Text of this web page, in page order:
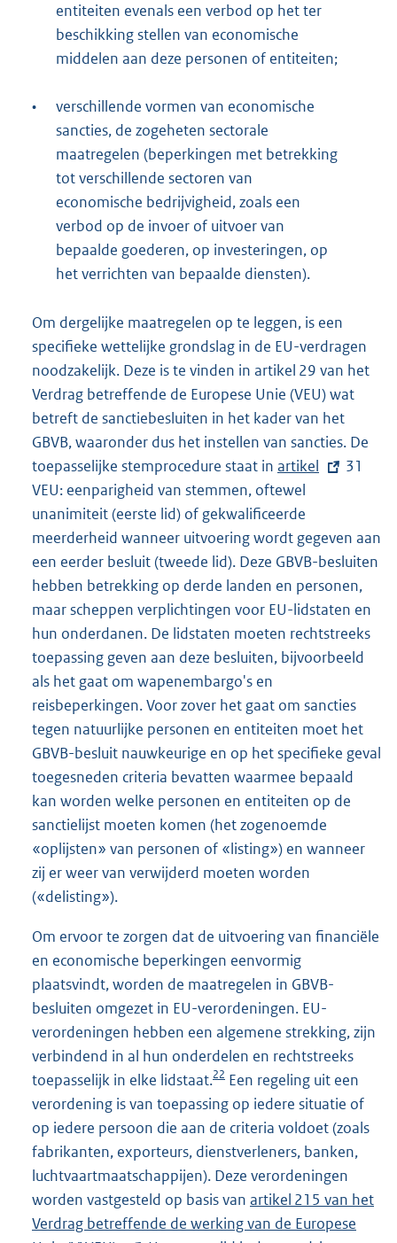
entiteiten evenals een verbod op het ter
beschikking stellen van economische
middelen aan deze personen of entiteiten;
•
verschillende vormen van economische
sancties, de zogeheten sectorale
maatregelen (beperkingen met betrekking
tot verschillende sectoren van
economische bedrijvigheid, zoals een
verbod op de invoer of uitvoer van
bepaalde goederen, op investeringen, op
het verrichten van bepaalde diensten).
Om dergelijke maatregelen op te leggen, is een
specifieke wettelijke grondslag in de EU-verdragen
noodzakelijk. Deze is te vinden in artikel 29 van het
Verdrag betreffende de Europese Unie (VEU) wat
betreft de sanctiebesluiten in het kader van het
GBVB, waaronder dus het instellen van sancties. De
toepasselijke stemprocedure staat in E
x
t
e
r
n
e
l
k
:
artikel
31
VEU: eenparigheid van stemmen, oftewel
unanimiteit (eerste lid) of gekwalificeerde
meerderheid wanneer uitvoering wordt gegeven aan
een eerder besluit (tweede lid). Deze GBVB-besluiten
hebben betrekking op derde landen en personen,
maar scheppen verplichtingen voor EU-lidstaten en
hun onderdanen. De lidstaten moeten rechtstreeks
toepassing geven aan deze besluiten, bijvoorbeeld
als het gaat om wapenembargo's en
reisbeperkingen. Voor zover het gaat om sancties
tegen natuurlijke personen en entiteiten moet het
GBVB-besluit nauwkeurige en op het specifieke geval
toegesneden criteria bevatten waarmee bepaald
kan worden welke personen en entiteiten op de
sanctielijst moeten komen (het zogenoemde
«oplijsten» van personen of «listing») en wanneer
zij er weer van verwijderd moeten worden
(«delisting»).
Om ervoor te zorgen dat de uitvoering van financiële
en economische beperkingen eenvormig
plaatsvindt, worden de maatregelen in GBVB-
besluiten omgezet in EU-verordeningen. EU-
verordeningen hebben een algemene strekking, zijn
verbindend in al hun onderdelen en rechtstreeks
toepasselijk in elke lidstaat.22 Een regeling uit een
verordening is van toepassing op iedere situatie of
op iedere persoon die aan de criteria voldoet (zoals
fabrikanten, exporteurs, dienstverleners, banken,
luchtvaartmaatschappijen). Deze verordeningen
worden vastgesteld op basis van E
x
artikel 215 van het
Verdrag betreffende de werking van de Europese